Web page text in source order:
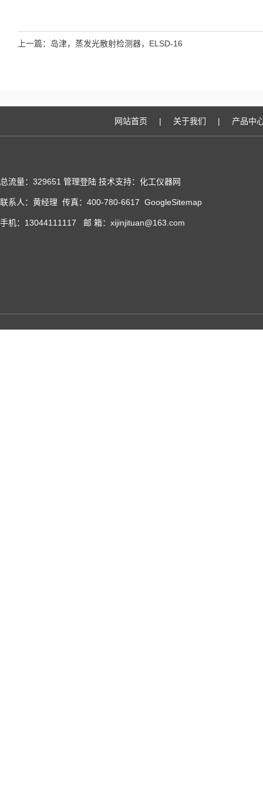
上一篇： 岛津，蒸发光散射检测器，ELSD-16
网站首页 | 关于我们 | 产品中
总流量：329651 管理登陆 技术支持：化工仪器网
联系人：黄经理 传真：400-780-6617 GoogleSitemap
手机：13044111117 邮 箱：xijinjituan@163.com